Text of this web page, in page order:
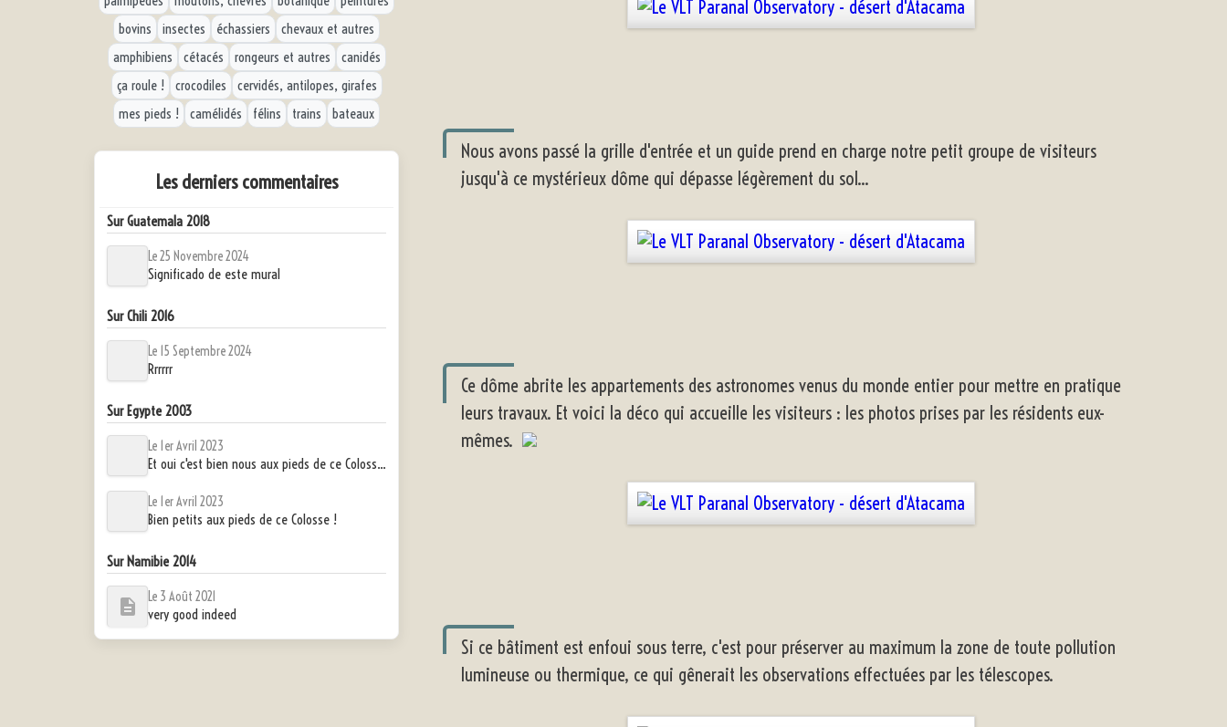
bovins
insectes échassiers
chevaux et autres
amphibiens
cétacés rongeurs et autres
canidés
ça roule !
crocodiles
cervidés, antilopes, girafes
mes pieds !
camélidés félins trains bateaux
Les derniers commentaires
Sur Guatemala 2018
Le 25 Novembre 2024
Significado de este mural
Sur Chili 2016
Le 15 Septembre 2024
Rrrrrr
Sur Egypte 2003
Le 1er Avril 2023
Et oui c'est bien nous aux pieds de ce Colosse !
Le 1er Avril 2023
Bien petits aux pieds de ce Colosse !
Sur Namibie 2014
Le 3 Août 2021
very good indeed
Nous avons passé la grille d'entrée et un guide prend en charge notre petit groupe de visiteurs
jusqu'à ce mystérieux dôme qui dépasse légèrement du sol...
Ce dôme abrite les appartements des astronomes venus du monde entier pour mettre en pratique
leurs travaux. Et voici la déco qui accueille les visiteurs : les photos prises par les résidents eux-
mêmes.
Si ce bâtiment est enfoui sous terre, c'est pour préserver au maximum la zone de toute pollution
lumineuse ou thermique, ce qui gênerait les observations effectuées par les télescopes.